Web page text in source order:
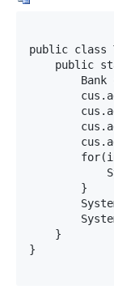
public class
public
Bank
        }
    }
}